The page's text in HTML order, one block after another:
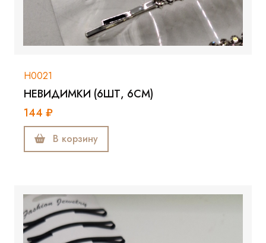
Н0021
НЕВИДИМКИ (6ШТ, 6СМ)
144 ₽
В корзину